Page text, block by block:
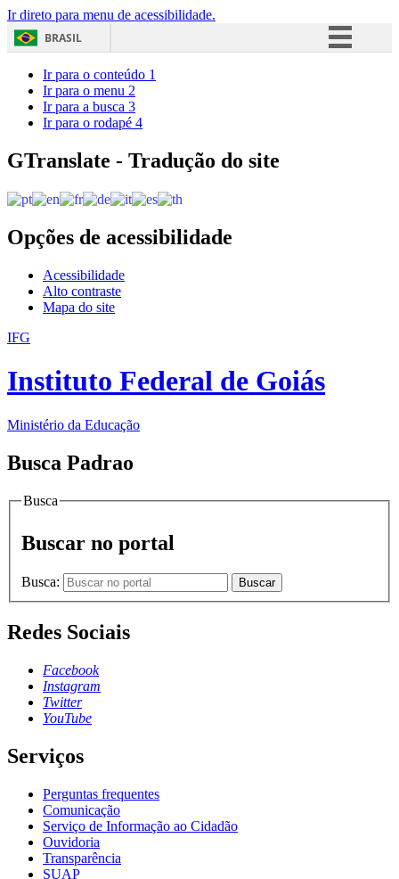
Ir direto para menu de acessibilidade.
BRASIL
Acesso à informação
Ir para o conteúdo 1
Ir para o menu 2
Ir para a busca 3
Ir para o rodapé 4
GTranslate - Tradução do site
Opções de acessibilidade
Acessibilidade
Alto contraste
Mapa do site
IFG
Instituto Federal de Goiás
Ministério da Educação
Busca Padrao
Busca
Buscar no portal
Busca: Buscar
Redes Sociais
Facebook
Instagram
Twitter
YouTube
Serviços
Perguntas frequentes
Comunicação
Serviço de Informação ao Cidadão
Ouvidoria
Transparência
SUAP